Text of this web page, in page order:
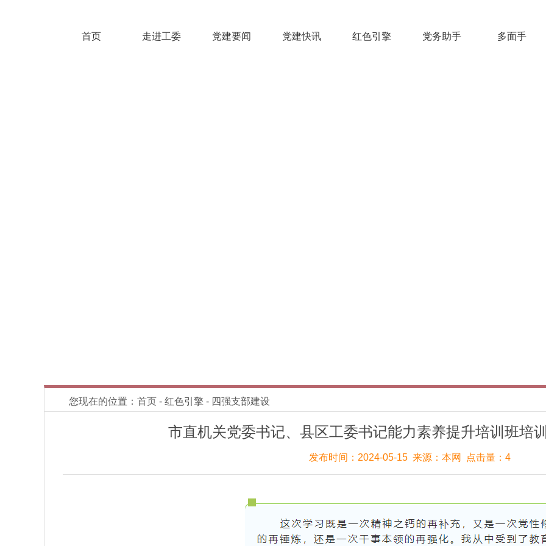
首页 走进工委 党建要闻 党建快讯 红色引擎 党务助手 多面手
您现在的位置： 首页 - 红色引擎 - 四强支部建设
市直机关党委书记、县区工委书记能力素养提升培训班培
发布时间：2024-05-15 来源：本网 点击量：4